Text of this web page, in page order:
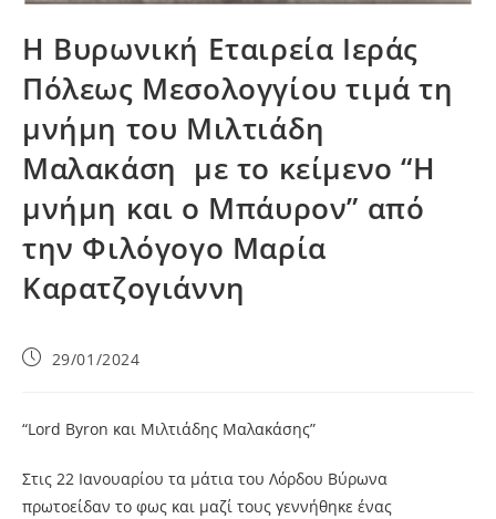
Η Βυρωνική Εταιρεία Ιεράς
Πόλεως Μεσολογγίου τιμά τη
μνήμη του Μιλτιάδη
Μαλακάση με το κείμενο “Η
μνήμη και ο Μπάυρον” από
την Φιλόγογο Μαρία
Καρατζογιάννη
29/01/2024
“Lord Byron και Μιλτιάδης Μαλακάσης”
Στις 22 Ιανουαρίου τα μάτια του Λόρδου Βύρωνα
πρωτοείδαν το φως και μαζί τους γεννήθηκε ένας